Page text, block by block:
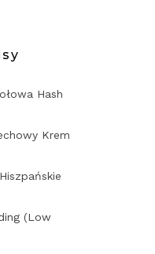
Hash
Krem
(Low